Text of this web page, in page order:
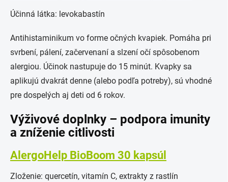
Účinná látka: levokabastín
Antihistaminikum vo forme očných kvapiek. Pomáha pri
svrbení, pálení, začervenaní a slzení očí spôsobenom
alergiou. Účinok nastupuje do 15 minút. Kvapky sa
aplikujú dvakrát denne (alebo podľa potreby), sú vhodné
pre dospelých aj deti od 6 rokov.
Výživové doplnky – podpora imunity
a zníženie citlivosti
AlergoHelp BioBoom 30 kapsúl
Zloženie: quercetín, vitamín C, extrakty z rastlín